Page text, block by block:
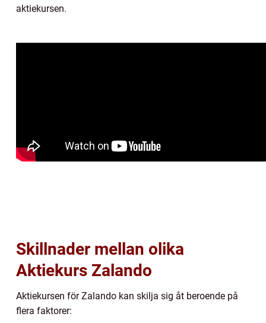
aktiekursen.
Skillnader mellan olika
Aktiekurs Zalando
Aktiekursen för Zalando kan skilja sig åt beroende på
flera faktorer: